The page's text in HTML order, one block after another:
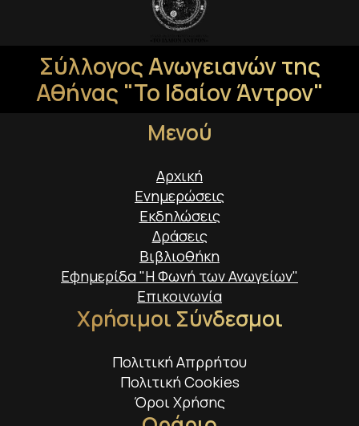
Σύλλογος Ανωγειανών της
Αθήνας "Το Ιδαίον Άντρον"
Μενού
Αρχική
Ενημερώσεις
Εκδηλώσεις
Δράσεις
Βιβλιοθήκη
Εφημερίδα "Η Φωνή των Ανωγείων"
Επικοινωνία
Χρήσιμοι Σύνδεσμοι
Πολιτική Απρρήτου
Πολιτική Cookies
Όροι Χρήσης